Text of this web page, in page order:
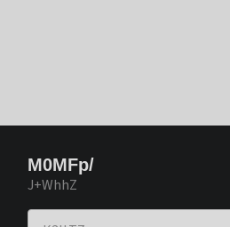
M0MFp/
J+WhhZ